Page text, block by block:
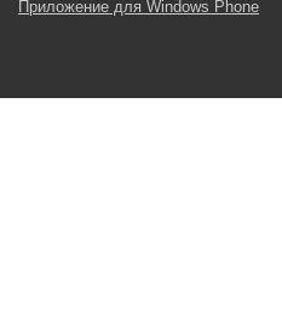
Приложение для Windows Phone